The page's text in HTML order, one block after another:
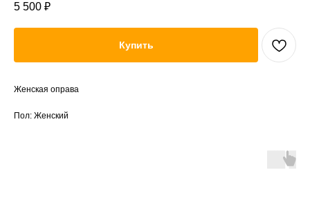
5 500 ₽
Купить
Женская оправа
Пол: Женский